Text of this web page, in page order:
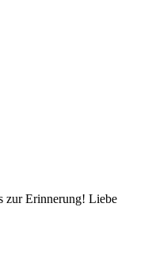
zur Erinnerung! Liebe